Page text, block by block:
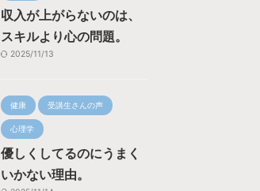
収入が上がらないのは、
スキルより心の問題。
2025/11/13
健康 受講生さんの声
心理学
優しくしてるのにうまく
いかない理由。